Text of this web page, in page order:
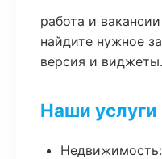
работа и
найдите нужное
версия и виджеты.
Наши услуги